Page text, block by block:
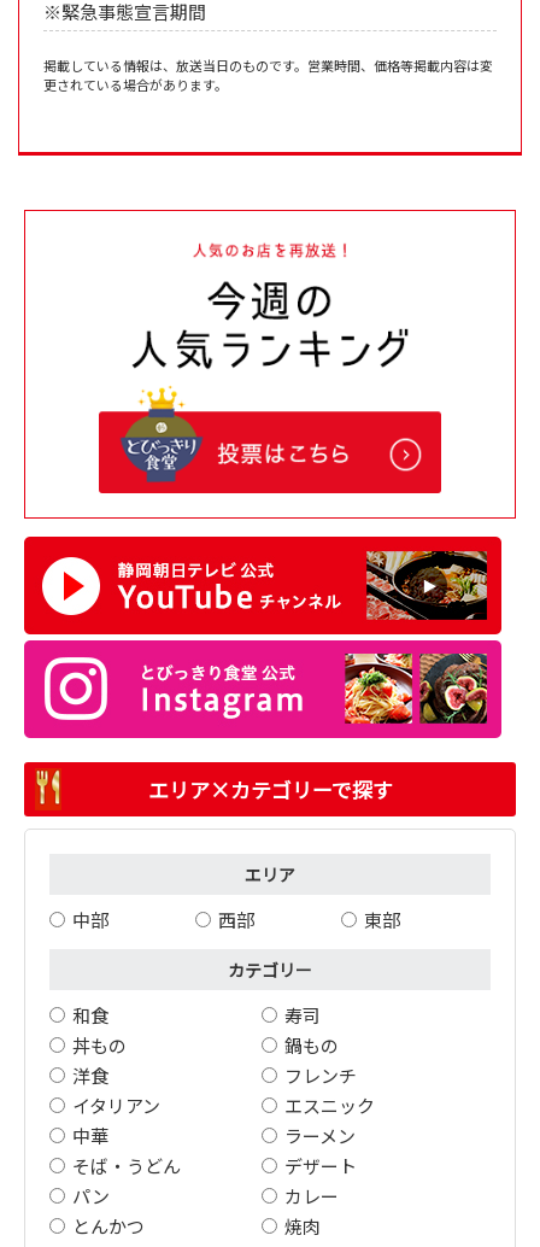
※緊急事態宣言期間
掲載している情報は、放送当日のものです。営業時間、価格等掲載内容は変
更されている場合があります。
エリア×カテゴリーで探す
エリア
中部 西部 東部
カテゴリー
和食
寿司
丼もの
鍋もの
洋食
フレンチ
イタリアン
エスニック
中華
ラーメン
そば・うどん
デザート
パン
カレー
とんかつ
焼肉